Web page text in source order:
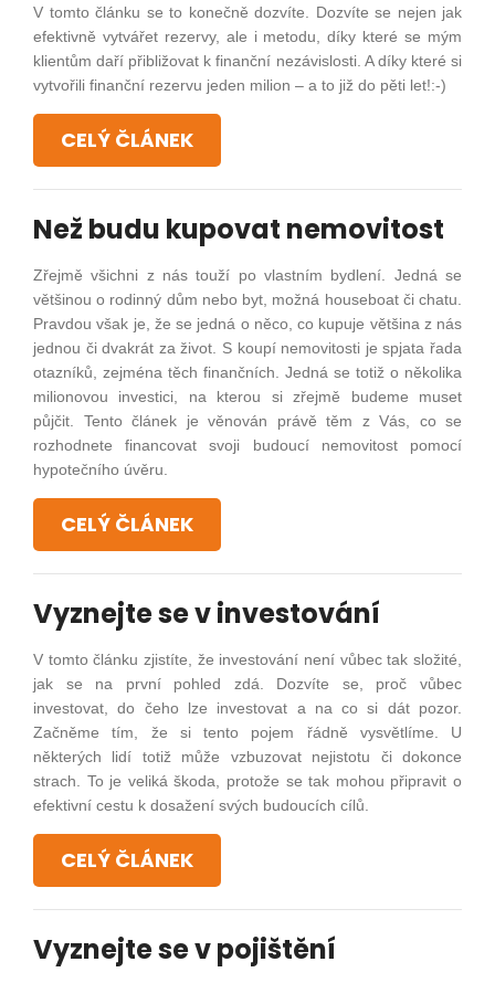
V tomto článku se to konečně dozvíte. Dozvíte se nejen jak
efektivně vytvářet rezervy, ale i metodu, díky které se mým
klientům daří přibližovat k finanční nezávislosti. A díky které si
vytvořili finanční rezervu jeden milion – a to již do pěti let!:-)
CELÝ ČLÁNEK
Než budu kupovat nemovitost
Zřejmě všichni z nás touží po vlastním bydlení. Jedná se
většinou o rodinný dům nebo byt, možná houseboat či chatu.
Pravdou však je, že se jedná o něco, co kupuje většina z nás
jednou či dvakrát za život. S koupí nemovitosti je spjata řada
otazníků, zejména těch finančních. Jedná se totiž o několika
milionovou investici, na kterou si zřejmě budeme muset
půjčit. Tento článek je věnován právě těm z Vás, co se
rozhodnete financovat svoji budoucí nemovitost pomocí
hypotečního úvěru.
CELÝ ČLÁNEK
Vyznejte se v investování
V tomto článku zjistíte, že investování není vůbec tak složité,
jak se na první pohled zdá. Dozvíte se, proč vůbec
investovat, do čeho lze investovat a na co si dát pozor.
Začněme tím, že si tento pojem řádně vysvětlíme. U
některých lidí totiž může vzbuzovat nejistotu či dokonce
strach. To je veliká škoda, protože se tak mohou připravit o
efektivní cestu k dosažení svých budoucích cílů.
CELÝ ČLÁNEK
Vyznejte se v pojištění